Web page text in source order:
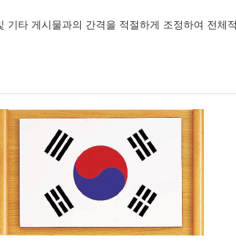
타 게시물과의 간격을 적절하게 조정하여 전체